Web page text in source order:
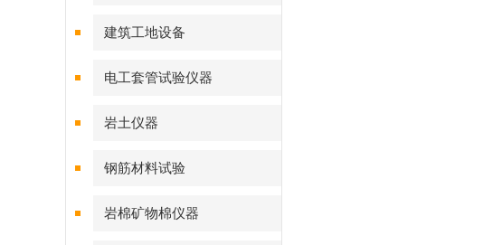
建筑工地设备
电工套管试验仪器
岩土仪器
钢筋材料试验
岩棉矿物棉仪器